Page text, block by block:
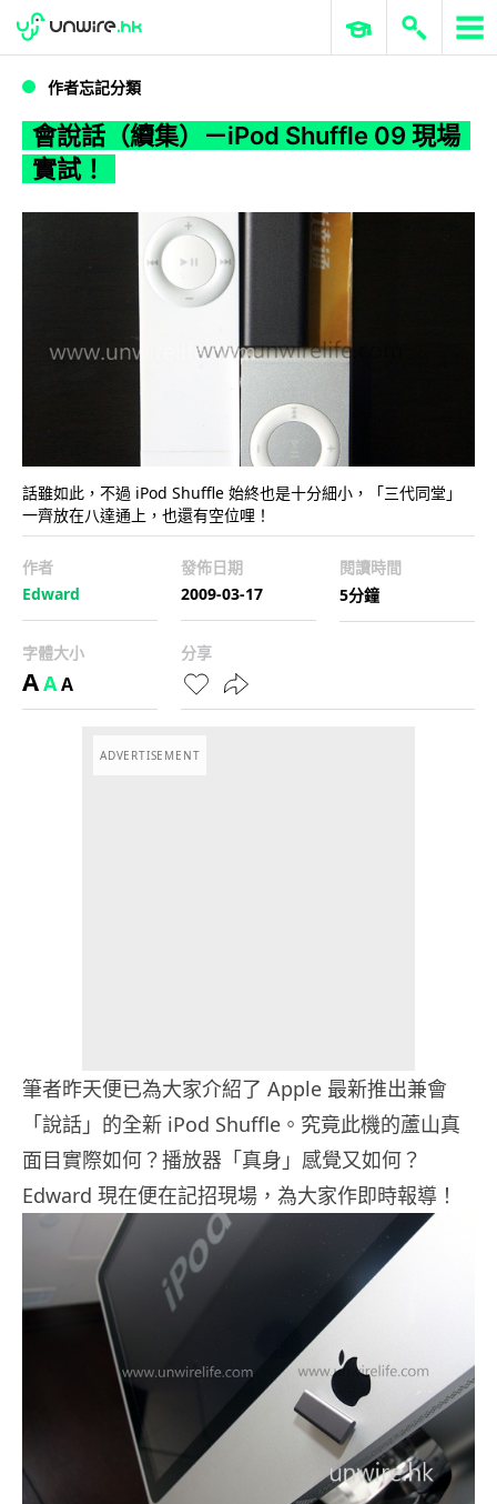
WWDC 2026 ERP 與商業 AI
作者忘記分類
會說話（續集）－iPod Shuffle 09 現場
實試！
話雖如此，不過 iPod Shuffle 始終也是十分細小，「三代同堂」
一齊放在八達通上，也還有空位哩！
作者
Edward
發佈日期
2009-03-17
閱讀時間
5分鐘
字體大小
AAA
分享
ADVERTISEMENT
筆者昨天便已為大家介紹了 Apple 最新推出兼會
「說話」的全新 iPod Shuffle。究竟此機的蘆山真
面目實際如何？播放器「真身」感覺又如何？
Edward 現在便在記招現場，為大家作即時報導！